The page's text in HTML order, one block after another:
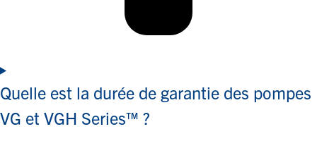
Quelle est la durée de garantie des pompes
VG et VGH Series™ ?